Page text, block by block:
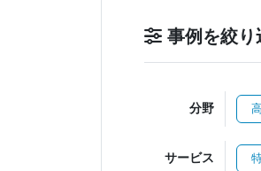
事例を絞り
分野
サービス